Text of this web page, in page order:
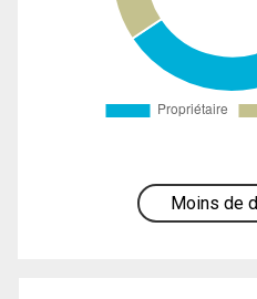
Moins de